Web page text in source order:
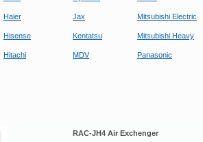
Haier Jax Mitsubishi Electric
Hisense Kentatsu Mitsubishi Heavy
Hitachi MDV Panasonic
RAC-JH4 Air Exchenger